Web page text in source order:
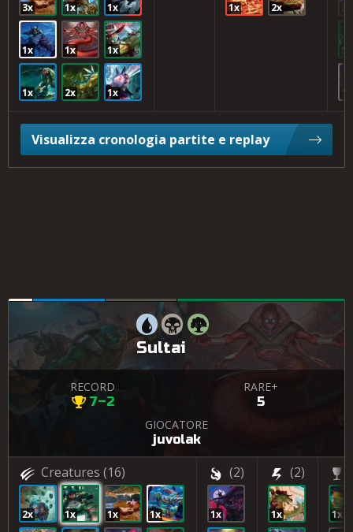
3x 1x 1x
1x 1x 1x
1x 2x 1x
1x 2x 3x
5x
1x
Visualizza cronologia partite e replay
Sultai
RECORD
7–2
RARE+
5
GIOCATORE
juvolak
Creatures (16)
2x 1x 1x 1x
(2)
1x
(2)
1x 1x